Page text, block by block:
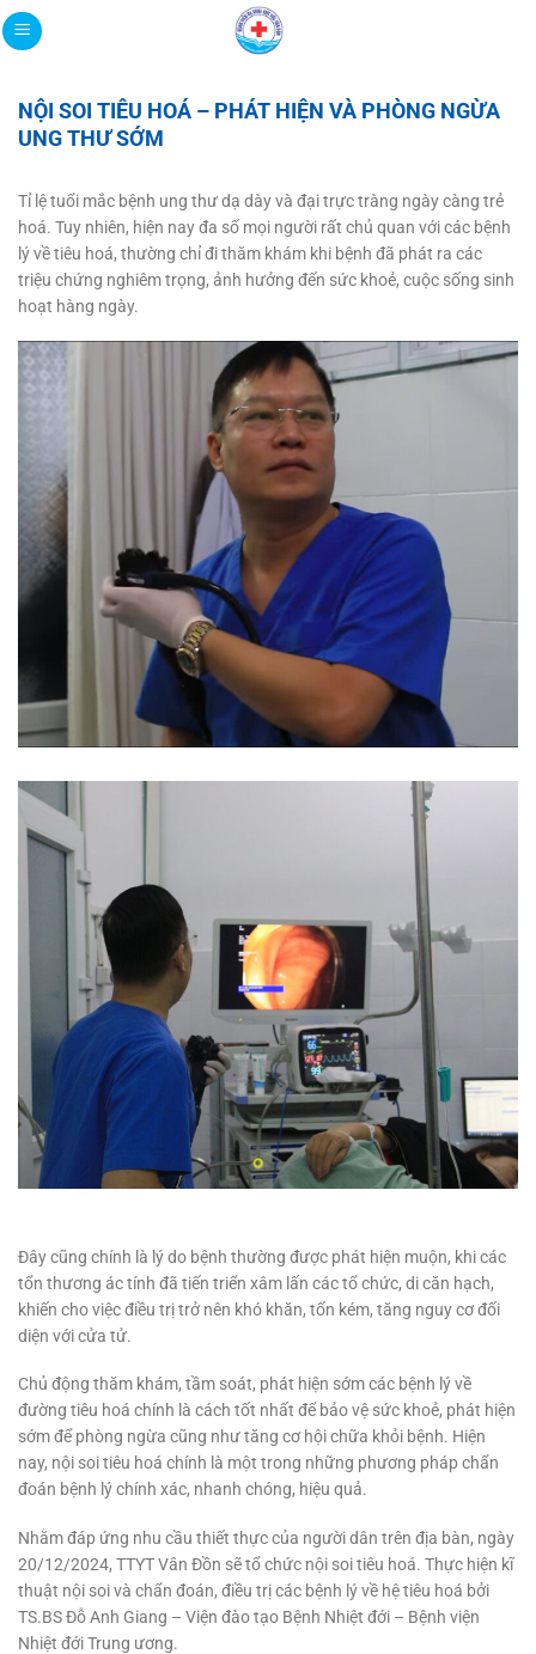
Bỏ
qua
dung
NỘI SOI TIÊU HOÁ – PHÁT HIỆN VÀ PHÒNG NGỪA
UNG THƯ SỚM
Tỉ lệ tuổi mắc bệnh ung thư dạ dày và đại trực tràng ngày càng trẻ
hoá. Tuy nhiên, hiện nay đa số mọi người rất chủ quan với các bệnh
lý về tiêu hoá, thường chỉ đi thăm khám khi bệnh đã phát ra các
triệu chứng nghiêm trọng, ảnh hưởng đến sức khoẻ, cuộc sống sinh
hoạt hàng ngày.
Đây cũng chính là lý do bệnh thường được phát hiện muộn, khi các
tổn thương ác tính đã tiến triển xâm lấn các tổ chức, di căn hạch,
khiến cho việc điều trị trở nên khó khăn, tốn kém, tăng nguy cơ đối
diện với cửa tử.
Chủ động thăm khám, tầm soát, phát hiện sớm các bệnh lý về
đường tiêu hoá chính là cách tốt nhất để bảo vệ sức khoẻ, phát hiện
sớm để phòng ngừa cũng như tăng cơ hội chữa khỏi bệnh. Hiện
nay, nội soi tiêu hoá chính là một trong những phương pháp chẩn
đoán bệnh lý chính xác, nhanh chóng, hiệu quả.
Nhằm đáp ứng nhu cầu thiết thực của người dân trên địa bàn, ngày
20/12/2024, TTYT Vân Đồn sẽ tổ chức nội soi tiêu hoá. Thực hiện kĩ
thuật nội soi và chẩn đoán, điều trị các bệnh lý về hệ tiêu hoá bởi
TS.BS Đỗ Anh Giang – Viện đào tạo Bệnh Nhiệt đới – Bệnh viện
Nhiệt đới Trung ương.